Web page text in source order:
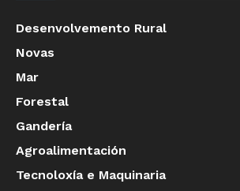
Desenvolvemento Rural
Novas
Mar
Forestal
Gandería
Agroalimentación
Tecnoloxía e Maquinaria